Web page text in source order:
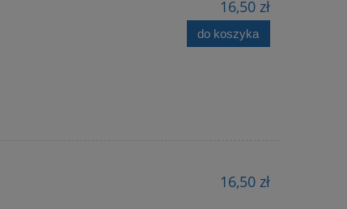
16,50 zł
do koszyka
16,50 zł